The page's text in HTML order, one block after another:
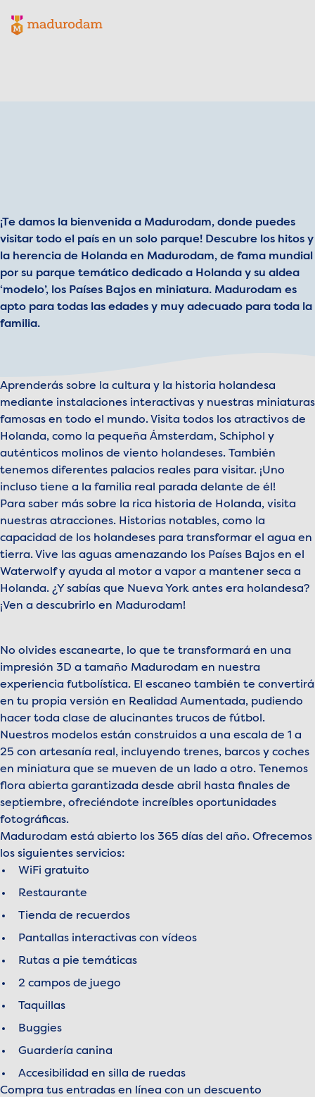
Madurodam logo, to the homepage
¡Te damos la bienvenida a Madurodam, donde puedes
visitar todo el país en un solo parque! Descubre los hitos y
la herencia de Holanda en Madurodam, de fama mundial
por su parque temático dedicado a Holanda y su aldea
‘modelo’, los Países Bajos en miniatura. Madurodam es
apto para todas las edades y muy adecuado para toda la
familia.
Aprenderás sobre la cultura y la historia holandesa
mediante instalaciones interactivas y nuestras miniaturas
famosas en todo el mundo. Visita todos los atractivos de
Holanda, como la pequeña Ámsterdam, Schiphol y
auténticos molinos de viento holandeses. También
tenemos diferentes palacios reales para visitar. ¡Uno
incluso tiene a la familia real parada delante de él!
Para saber más sobre la rica historia de Holanda, visita
nuestras atracciones. Historias notables, como la
capacidad de los holandeses para transformar el agua en
tierra. Vive las aguas amenazando los Países Bajos en el
Waterwolf y ayuda al motor a vapor a mantener seca a
Holanda. ¿Y sabías que Nueva York antes era holandesa?
¡Ven a descubrirlo en Madurodam!
No olvides escanearte, lo que te transformará en una
impresión 3D a tamaño Madurodam en nuestra
experiencia futbolística. El escaneo también te convertirá
en tu propia versión en Realidad Aumentada, pudiendo
hacer toda clase de alucinantes trucos de fútbol.
Nuestros modelos están construidos a una escala de 1 a
25 con artesanía real, incluyendo trenes, barcos y coches
en miniatura que se mueven de un lado a otro. Tenemos
flora abierta garantizada desde abril hasta finales de
septiembre, ofreciéndote increíbles oportunidades
fotográficas.
Madurodam está abierto los 365 días del año. Ofrecemos
los siguientes servicios:
WiFi gratuito
Restaurante
Tienda de recuerdos
Pantallas interactivas con vídeos
Rutas a pie temáticas
2 campos de juego
Taquillas
Buggies
Guardería canina
Accesibilidad en silla de ruedas
Compra tus entradas en línea con un descuento